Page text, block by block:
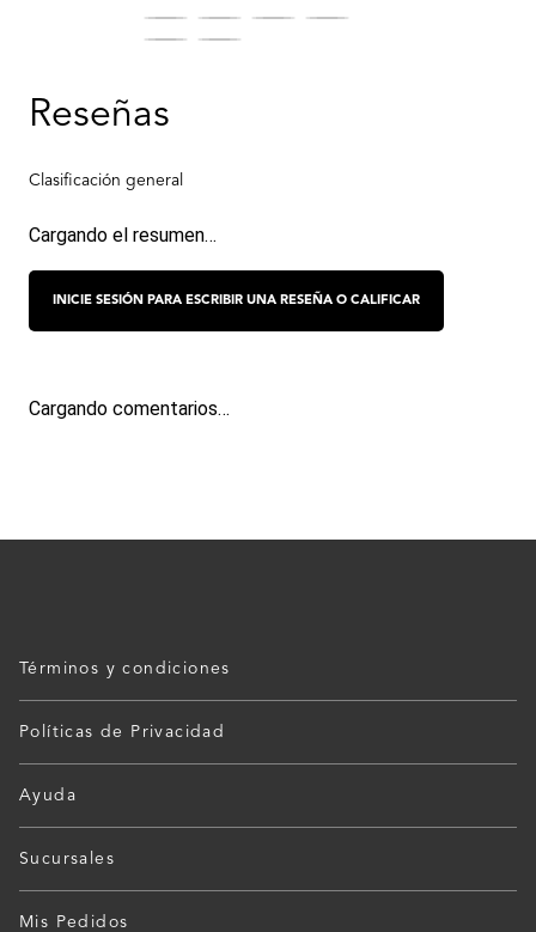
Cargando el resumen…
Cargando comentarios…
Términos y condiciones
Políticas de Privacidad
Ayuda
Sucursales
Mis Pedidos